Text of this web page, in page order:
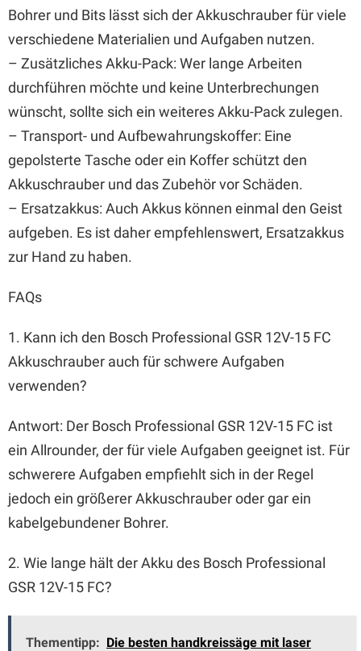
Bohrer und Bits lässt sich der Akkuschrauber für viele
verschiedene Materialien und Aufgaben nutzen.
– Zusätzliches Akku-Pack: Wer lange Arbeiten
durchführen möchte und keine Unterbrechungen
wünscht, sollte sich ein weiteres Akku-Pack zulegen.
– Transport- und Aufbewahrungskoffer: Eine
gepolsterte Tasche oder ein Koffer schützt den
Akkuschrauber und das Zubehör vor Schäden.
– Ersatzakkus: Auch Akkus können einmal den Geist
aufgeben. Es ist daher empfehlenswert, Ersatzakkus
zur Hand zu haben.
FAQs
1. Kann ich den Bosch Professional GSR 12V-15 FC
Akkuschrauber auch für schwere Aufgaben
verwenden?
Antwort: Der Bosch Professional GSR 12V-15 FC ist
ein Allrounder, der für viele Aufgaben geeignet ist. Für
schwerere Aufgaben empfiehlt sich in der Regel
jedoch ein größerer Akkuschrauber oder gar ein
kabelgebundener Bohrer.
2. Wie lange hält der Akku des Bosch Professional
GSR 12V-15 FC?
Thementipp: Die besten handkreissäge mit laser